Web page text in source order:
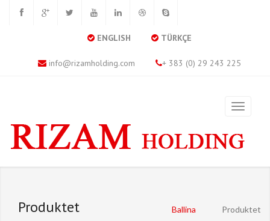
ENGLISH TÜRKÇE
info@rizamholding.com + 383 (0) 29 243 225
Produktet Ballina Produktet